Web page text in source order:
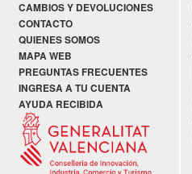
CAMBIOS Y DEVOLUCIONES
CONTACTO
QUIENES SOMOS
MAPA WEB
PREGUNTAS FRECUENTES
INGRESA A TU CUENTA
AYUDA RECIBIDA